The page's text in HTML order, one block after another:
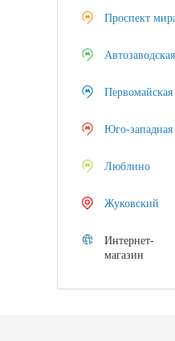
Проспект
Автозаводская
Первомайская
Юго-западная
Люблино
Жуковский
Интернет-
магазин